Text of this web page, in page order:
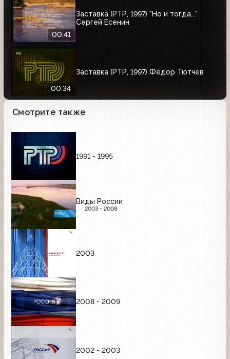
00:41
Заставка (РТР, 1997) "Но и тогда..."
Сергей Есенин
00:34
Заставка (РТР, 1997) Фёдор Тютчев
Смотрите также
1991 - 1995
Виды России
2003 - 2008
2003
2008 - 2009
2002 - 2003